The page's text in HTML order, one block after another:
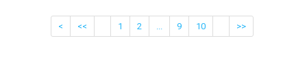
< << 1 2 ... 9 10 >>